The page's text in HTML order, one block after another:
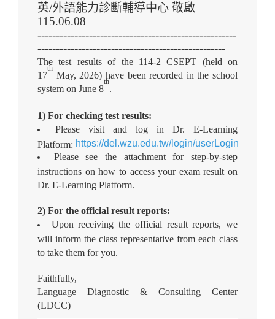
英/外語能力診斷輔導中心 敬啟
115.06.08
------------------------------------------------------
---------------------------------------------------
The test results of the 114-2 CSEPT (held on
17
th
May, 2026) have been recorded in the school
system on June 8
th
.
1) For checking test results:
Please visit and log in Dr. E-Learning
Platform: https://del.wzu.edu.tw/login/userLogin/Student
Please see the attachment for step-by-step
instructions on how to access your exam result on
Dr. E-Learning Platform.
2) For the official result reports:
Upon receiving the official result reports, we
will inform the class representative from each class
to take them for you.
Faithfully,
Language Diagnostic & Consulting Center
(LDCC)